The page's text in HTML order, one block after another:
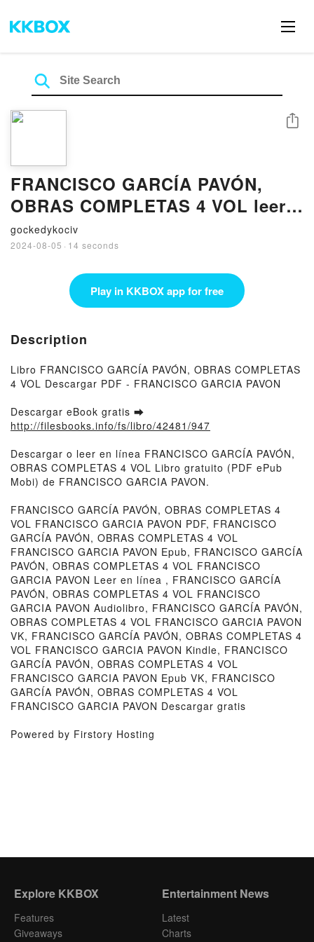
FRANCISCO GARCÍA PAVÓN,
OBRAS COMPLETAS 4 VOL leer
epub FRANCISCO GARCIA
PAVON
gockedykociv
2024-08-05 · 14 seconds
Share
Play in KKBOX app for free
Description
Libro FRANCISCO GARCÍA PAVÓN, OBRAS COMPLETAS
4 VOL Descargar PDF - FRANCISCO GARCIA PAVON
Descargar eBook gratis ➡
http://filesbooks.info/fs/libro/42481/947
Descargar o leer en línea FRANCISCO GARCÍA PAVÓN,
OBRAS COMPLETAS 4 VOL Libro gratuito (PDF ePub
Mobi) de FRANCISCO GARCIA PAVON.
FRANCISCO GARCÍA PAVÓN, OBRAS COMPLETAS 4
VOL FRANCISCO GARCIA PAVON PDF, FRANCISCO
GARCÍA PAVÓN, OBRAS COMPLETAS 4 VOL
FRANCISCO GARCIA PAVON Epub, FRANCISCO GARCÍA
PAVÓN, OBRAS COMPLETAS 4 VOL FRANCISCO
GARCIA PAVON Leer en línea , FRANCISCO GARCÍA
PAVÓN, OBRAS COMPLETAS 4 VOL FRANCISCO
GARCIA PAVON Audiolibro, FRANCISCO GARCÍA PAVÓN,
OBRAS COMPLETAS 4 VOL FRANCISCO GARCIA PAVON
VK, FRANCISCO GARCÍA PAVÓN, OBRAS COMPLETAS 4
VOL FRANCISCO GARCIA PAVON Kindle, FRANCISCO
GARCÍA PAVÓN, OBRAS COMPLETAS 4 VOL
FRANCISCO GARCIA PAVON Epub VK, FRANCISCO
GARCÍA PAVÓN, OBRAS COMPLETAS 4 VOL
FRANCISCO GARCIA PAVON Descargar gratis
Powered by Firstory Hosting
Explore KKBOX
Features
Giveaways
Entertainment News
Latest
Charts